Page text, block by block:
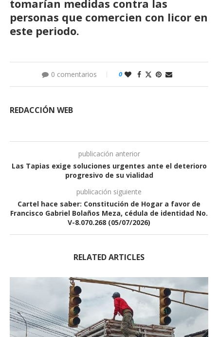
tomarían medidas contra las
personas que comercien con licor en
este periodo.
0 comentarios 0
REDACCIÓN WEB
publicación anterior
Las Tapias exige soluciones urgentes ante el deterioro
progresivo de su vialidad
publicación siguiente
Cartel hace saber: Constitución de Hogar a favor de
Francisco Gabriel Bolaños Meza, cédula de identidad No.
V-8.070.268 (05/07/2026)
RELATED ARTICLES